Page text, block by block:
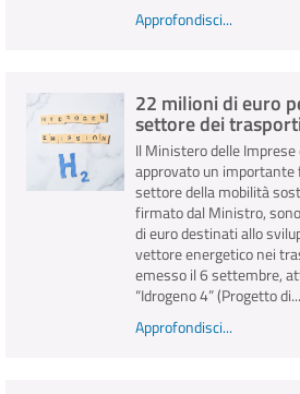
Approfondisci...
22 milioni di euro
settore dei
Il Ministero delle
approvato un
settore della mobilità
firmato dal Ministro,
di euro destinati allo
vettore energetico nei
emesso il 6 settembre,
“Idrogeno 4” (Progetto di...
Approfondisci...